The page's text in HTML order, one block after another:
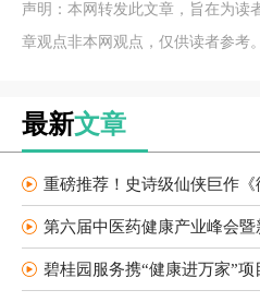
声明：本网转发此文章，旨在为读
章观点非本网观点，仅供读者参考。
最新文章
重磅推荐！史诗级仙侠巨作《
第六届中医药健康产业峰会
碧桂园服务携“健康进万家”